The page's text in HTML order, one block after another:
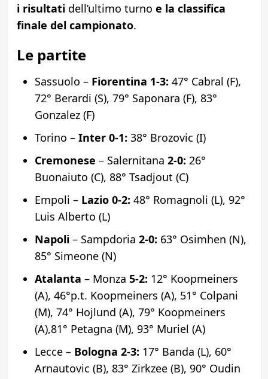
i risultatidell’ultimo turno e la classifica
finale del campionato.
Le partite
Sassuolo – Fiorentina 1-3: 47° Cabral (F),
72° Berardi (S), 79° Saponara (F), 83°
Gonzalez (F)
Torino – Inter 0-1: 38° Brozovic (I)
Cremonese – Salernitana 2-0: 26°
Buonaiuto (C), 88° Tsadjout (C)
Empoli – Lazio 0-2: 48° Romagnoli (L), 92°
Luis Alberto (L)
Napoli– Sampdoria 2-0: 63° Osimhen (N),
85° Simeone (N)
Atalanta – Monza 5-2: 12° Koopmeiners
(A), 46°p.t. Koopmeiners (A), 51° Colpani
(M), 74° Hojlund (A), 79° Koopmeiners
(A),81° Petagna (M), 93° Muriel (A)
Lecce – Bologna 2-3: 17° Banda (L), 60°
Arnautovic (B), 83° Zirkzee (B), 90° Oudin